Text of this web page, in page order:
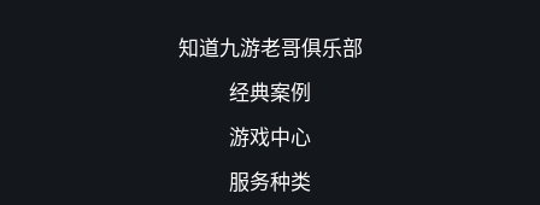
知道九游老哥俱乐部
经典案例
游戏中心
服务种类